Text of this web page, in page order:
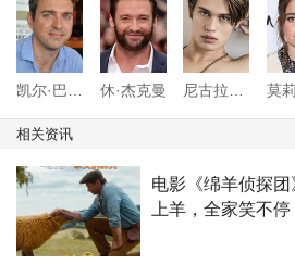
休·杰克曼 莫
相关资讯
电影《绵羊侦探团
上羊，全家笑不停